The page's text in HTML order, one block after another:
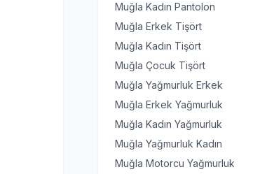
Muğla Kadın Pantolon
Muğla Erkek Tişört
Muğla Kadın Tişört
Muğla Çocuk Tişört
Muğla Yağmurluk Erkek
Muğla Erkek Yağmurluk
Muğla Kadın Yağmurluk
Muğla Yağmurluk Kadın
Muğla Motorcu Yağmurluk